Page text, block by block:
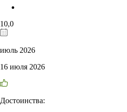
10,0
июль 2026
16 июля 2026
Достоинства: